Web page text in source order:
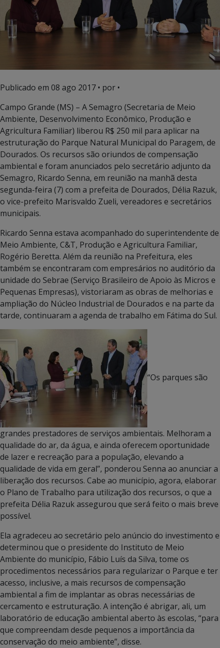
Publicado em 08 ago 2017 • por •
Campo Grande (MS) – A Semagro (Secretaria de Meio
Ambiente, Desenvolvimento Econômico, Produção e
Agricultura Familiar) liberou R$ 250 mil para aplicar na
estruturação do Parque Natural Municipal do Paragem, de
Dourados. Os recursos são oriundos de compensação
ambiental e foram anunciados pelo secretário adjunto da
Semagro, Ricardo Senna, em reunião na manhã desta
segunda-feira (7) com a prefeita de Dourados, Délia Razuk,
o vice-prefeito Marisvaldo Zueli, vereadores e secretários
municipais.
Ricardo Senna estava acompanhado do superintendente de
Meio Ambiente, C&T, Produção e Agricultura Familiar,
Rogério Beretta. Além da reunião na Prefeitura, eles
também se encontraram com empresários no auditório da
unidade do Sebrae (Serviço Brasileiro de Apoio às Micros e
Pequenas Empresas), vistoriaram as obras de melhorias e
ampliação do Núcleo Industrial de Dourados e na parte da
tarde, continuaram a agenda de trabalho em Fátima do Sul.
“Os parques são
grandes prestadores de serviços ambientais. Melhoram a
qualidade do ar, da água, e ainda oferecem oportunidade
de lazer e recreação para a população, elevando a
qualidade de vida em geral”, ponderou Senna ao anunciar a
liberação dos recursos. Cabe ao município, agora, elaborar
o Plano de Trabalho para utilização dos recursos, o que a
prefeita Délia Razuk assegurou que será feito o mais breve
possível.
Ela agradeceu ao secretário pelo anúncio do investimento e
determinou que o presidente do Instituto de Meio
Ambiente do município, Fábio Luís da Silva, tome os
procedimentos necessários para regularizar o Parque e ter
acesso, inclusive, a mais recursos de compensação
ambiental a fim de implantar as obras necessárias de
cercamento e estruturação. A intenção é abrigar, ali, um
laboratório de educação ambiental aberto às escolas, “para
que compreendam desde pequenos a importância da
conservação do meio ambiente”, disse.